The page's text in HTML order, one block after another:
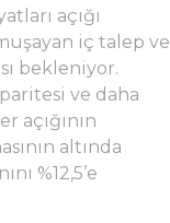
açığı
iç talep ve
bekleniyor.
ve daha
açığının
altında
%12,5’e